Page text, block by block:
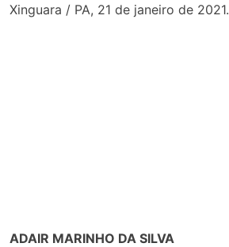
Xinguara / PA, 21 de janeiro de 2021.
ADAIR MARINHO DA SILVA